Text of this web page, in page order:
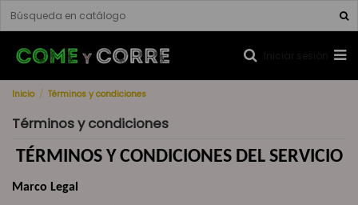
Iniciar sesión
Inicio Términos y condiciones
Términos y condiciones
TÉRMINOS Y CONDICIONES DEL SERVICIO
Marco Legal